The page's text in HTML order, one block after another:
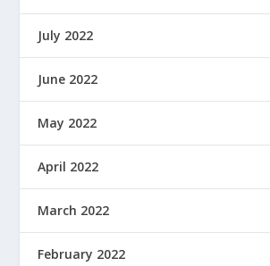
July 2022
June 2022
May 2022
April 2022
March 2022
February 2022